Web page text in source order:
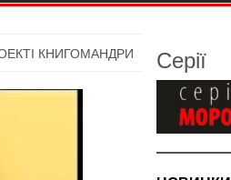
КНИГОМАНДРИ Серії